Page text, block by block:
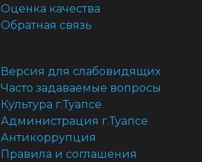
Оценка качества
Обратная связь
Версия для слабовидящих
Часто задаваемые вопросы
Культура г.Туапсе
Администрация г.Туапсе
Антикоррупция
Правила и соглашения